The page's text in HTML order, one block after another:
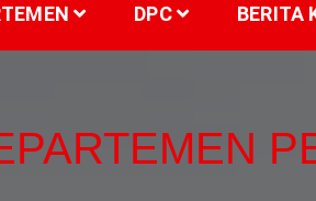
DPC BERITA